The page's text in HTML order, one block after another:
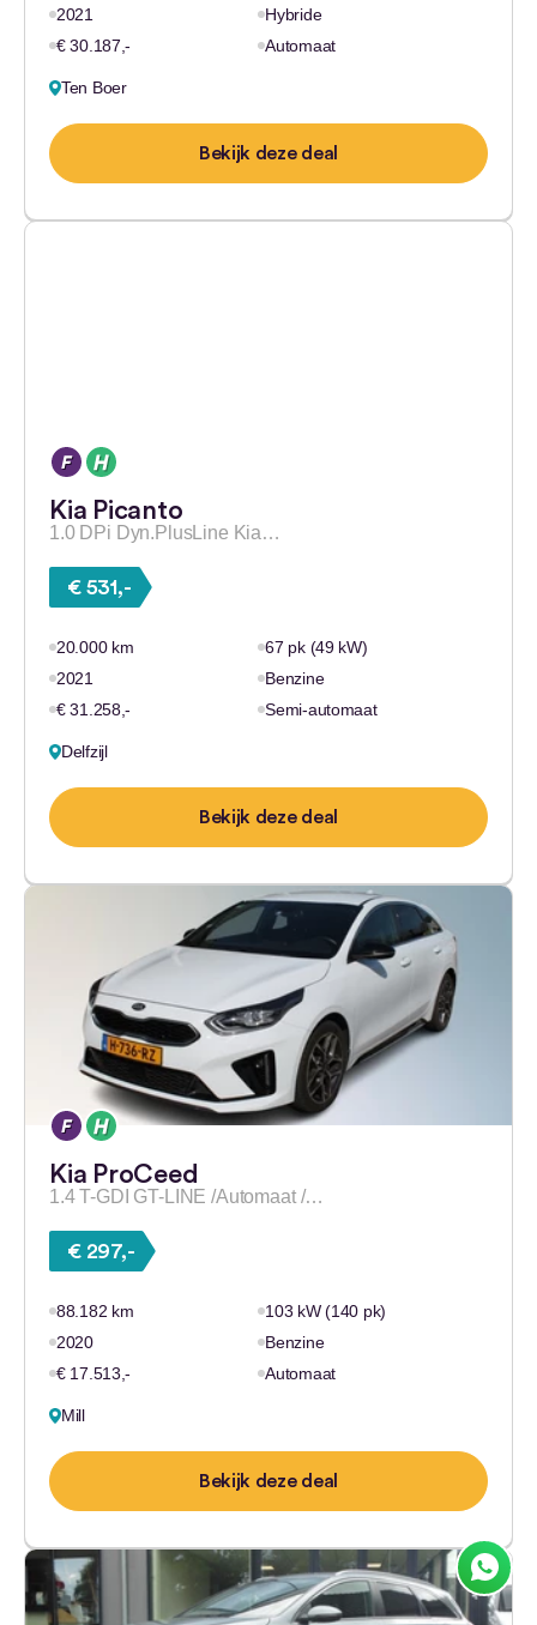
2021
Hybride
€ 30.187,-
Automaat
Ten Boer
Bekijk deze deal
Kia Picanto
1.0 DPi Dyn.PlusLine Kia…
€ 531,-
20.000 km
67 pk (49 kW)
2021
Benzine
€ 31.258,-
Semi-automaat
Delfzijl
Bekijk deze deal
Kia ProCeed
1.4 T-GDI GT-LINE /Automaat /…
€ 297,-
88.182 km
103 kW (140 pk)
2020
Benzine
€ 17.513,-
Automaat
Mill
Bekijk deze deal